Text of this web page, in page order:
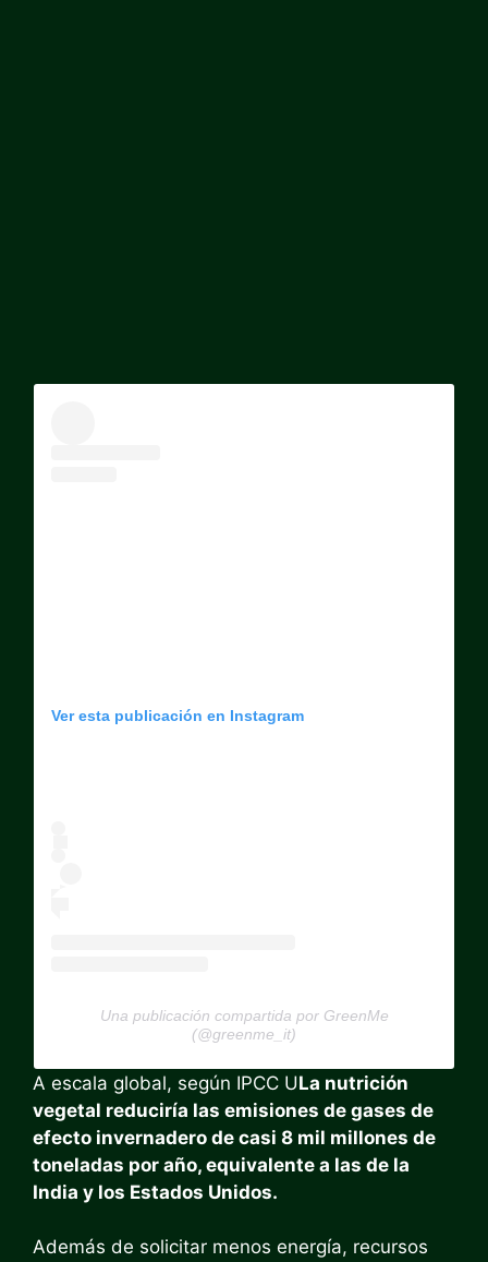
Ver esta publicación en Instagram
Una publicación compartida por GreenMe
(@greenme_it)
A escala global, según IPCC ULa nutrición
vegetal reduciría las emisiones de gases de
efecto invernadero de casi 8 mil millones de
toneladas por año, equivalente a las de la
India y los Estados Unidos.
Además de solicitar menos energía, recursos